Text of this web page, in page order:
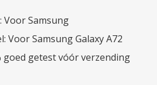
Voor Samsung
Voor Samsung Galaxy A72
goed getest vóór verzending